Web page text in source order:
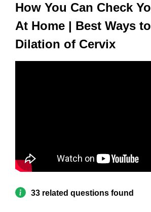
How You Can Check
At Home | Best Ways
Dilation of Cervix
33 related questions found